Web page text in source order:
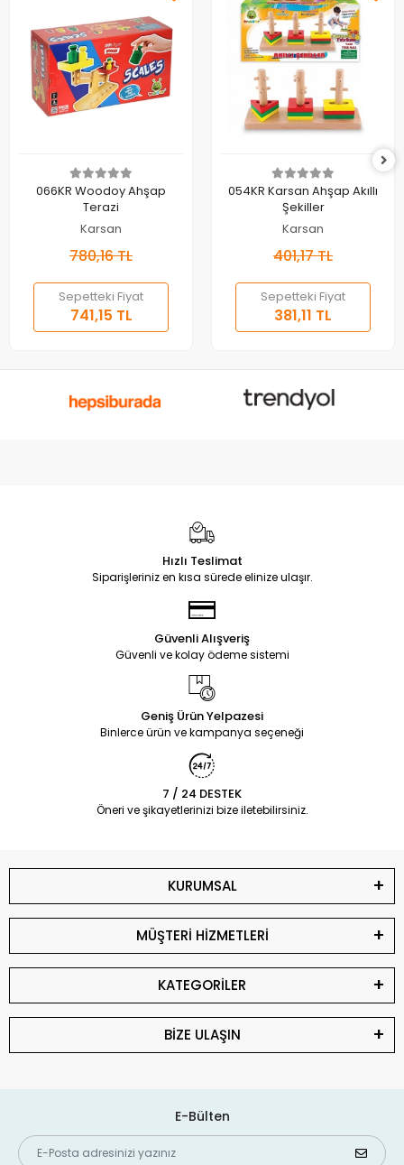
Sepete Ekle
066KR Woodoy Ahşap
Terazi
Karsan
780,16 TL
Sepetteki Fiyat
741,15 TL
Sepete Ekle
054KR Karsan Ahşap Akıllı
Şekiller
Karsan
401,17 TL
Sepetteki Fiyat
381,11 TL
Hızlı Teslimat
Siparişleriniz en kısa sürede elinize ulaşır.
Güvenli Alışveriş
Güvenli ve kolay ödeme sistemi
Geniş Ürün Yelpazesi
Binlerce ürün ve kampanya seçeneği
7 / 24 DESTEK
Öneri ve şikayetlerinizi bize iletebilirsiniz.
KURUMSAL
MÜŞTERİ HİZMETLERİ
KATEGORİLER
BİZE ULAŞIN
E-Bülten